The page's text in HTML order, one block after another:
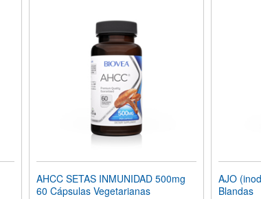
AHCC SETAS INMUNIDAD 500mg
60 Cápsulas Vegetarianas
AJO
Blandas